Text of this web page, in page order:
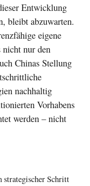
Entwicklung
bleibt abzuwarten.
eigene
nur den
Chinas Stellung
nachhaltig
Vorhabens
werden – nicht
Schritt